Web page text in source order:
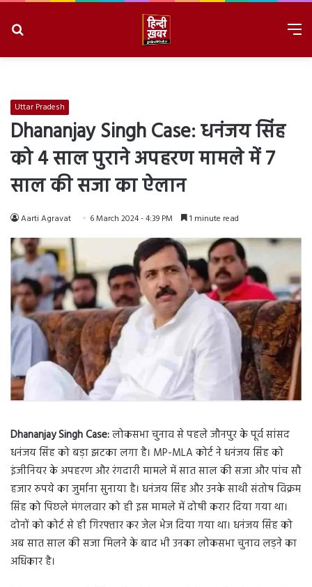
Uttar Pradesh
Dhananjay Singh Case: धनंजय सिंह
को 4 साल पुराने अपहरण मामले में 7
साल की सजा का ऐलान
Aarti Agravat 6 March 2024 - 4:39 PM 1 minute read
Dhananjay Singh Case:लोकसभा चुनाव से पहले जौनपुर के पूर्व सांसद
धनंजय सिंह को बड़ा झटका लगा है। MP-MLA कोर्ट ने धनंजय सिंह को
इंजीनियर के अपहरण और रंगदारी मामले में सात साल की सजा और पांच सौ
हजार रुपये का जुर्माना सुनाया है। धनंजय सिंह और उनके साथी संतोष विक्रम
सिंह को पिछले मंगलवार को ही इस मामले में दोषी करार दिया गया था।
दोनों को कोर्ट से ही गिरफ्तार कर जेल भेज दिया गया था। धनंजय सिंह को
अब सात साल की सजा मिलने के बाद भी उनका लोकसभा चुनाव लड़ने का
अधिकार है।